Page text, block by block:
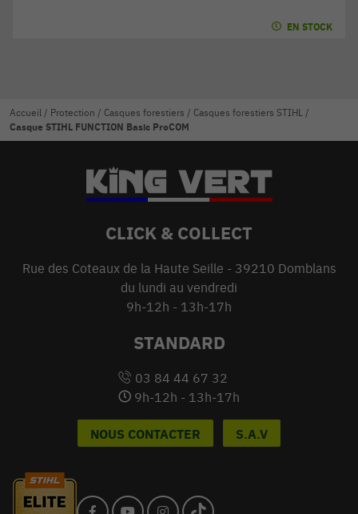
EN STOCK
Accueil / Protection / Casques forestiers / Casques forestiers STIHL /
Casque STIHL FUNCTION Basic ProCOM
CLICK & COLLECT
Rue des Coteaux de la Haute Seille - 39210 Domblans
du lundi au vendredi
9h-12h - 13h-17h
STANDARD
03 84 44 67 32
9h-12h - 13h-17h
NOUS CONTACTER S.A.V